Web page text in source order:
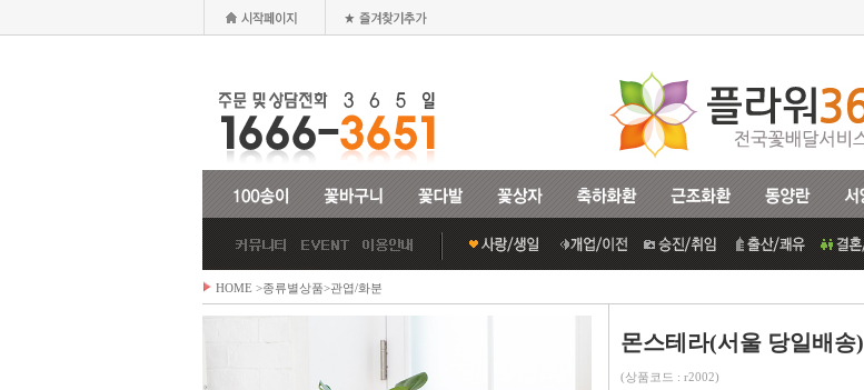
HOME >종류별상품>관엽/화분
몬스테라(서울 당일배송)
(상품코드 : r2002)